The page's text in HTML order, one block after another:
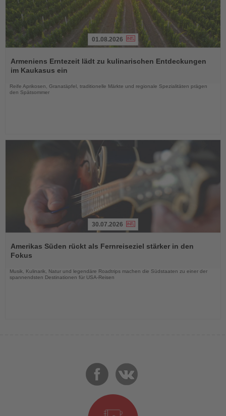
Sie
die
01.08.2026
Armeniens Erntezeit lädt zu kulinarischen Entdeckungen
im Kaukasus ein
Reife Aprikosen, Granatäpfel, traditionelle Märkte und regionale Spezialitäten prägen
den Spätsommer
Sie
die
30.07.2026
Amerikas Süden rückt als Fernreiseziel stärker in den
Fokus
Musik, Kulinarik, Natur und legendäre Roadtrips machen die Südstaaten zu einer der
spannendsten Destinationen für USA-Reisen